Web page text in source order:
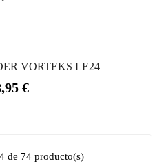
VORTEKS LE24
€
de 74 producto(s)